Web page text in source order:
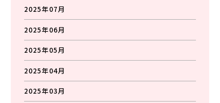
2025年07月
2025年06月
2025年05月
2025年04月
2025年03月